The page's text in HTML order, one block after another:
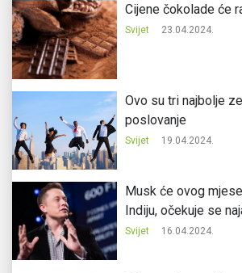
Cijene čokolade će
Svijet 23.04.2024.
Ovo su tri najbolje
poslovanje
Svijet 19.04.2024.
Musk će ovog
Indiju, očekuje se
Svijet 16.04.2024.